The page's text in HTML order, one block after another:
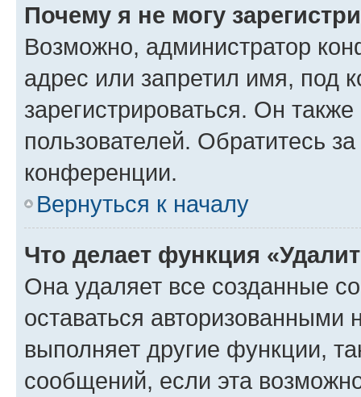
Почему я не могу
Возможно, администратор
адрес или запретил имя, под
зарегистрироваться. Он
пользователей. Обратитесь
конференции.
Вернуться к началу
Что делает функция
Она удаляет все созданные
оставаться авторизованными
выполняет другие функции,
сообщений, если эта